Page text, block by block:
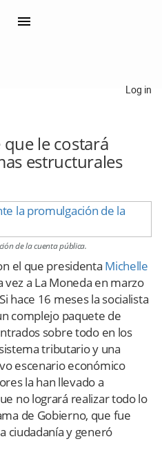
×
Log in
le costará
estructurales
de la cuenta pública.
el que presidenta Michelle
a La Moneda en marzo
hace 16 meses la socialista
complejo paquete de
sobre todo en los
tributario y una
escenario económico
la han llevado a
no logrará realizar todo lo
de Gobierno, que fue
ciudadanía y generó